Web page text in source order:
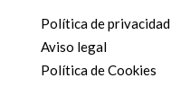
Política de privacidad
Aviso legal
Política de Cookies